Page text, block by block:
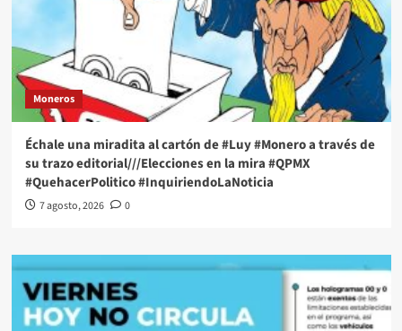
Moneros
Échale una miradita al cartón de #Luy #Monero a través de
su trazo editorial///Elecciones en la mira #QPMX
#QuehacerPolitico #InquiriendoLaNoticia
7 agosto, 2026 0